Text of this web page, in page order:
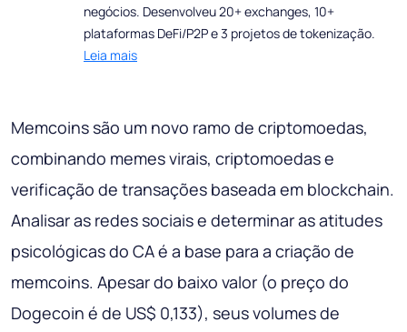
negócios. Desenvolveu 20+ exchanges, 10+
plataformas DeFi/P2P e 3 projetos de tokenização.
Leia mais
Memcoins são um novo ramo de criptomoedas,
combinando memes virais, criptomoedas e
verificação de transações baseada em blockchain.
Analisar as redes sociais e determinar as atitudes
psicológicas do CA é a base para a criação de
memcoins. Apesar do baixo valor (o preço do
Dogecoin é de US$ 0,133), seus volumes de